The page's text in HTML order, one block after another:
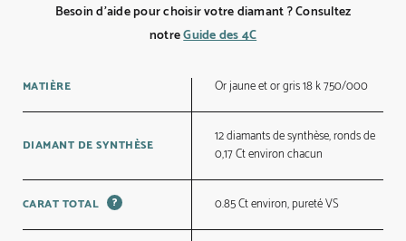
Besoin d’aide pour choisir votre diamant ? Consultez
notreGuide des 4C
MATIÈRE Or jaune et or gris 18 k 750/000
DIAMANT DE SYNTHÈSE
12 diamants de synthèse, ronds de
0,17 Ct environ chacun
CARAT TOTAL ? 0.85 Ct environ, pureté VS